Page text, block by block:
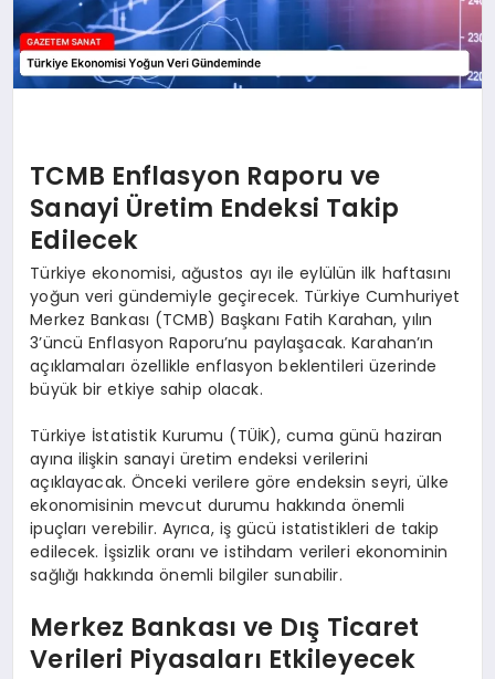
TCMB Enflasyon Raporu ve
Sanayi Üretim Endeksi Takip
Edilecek
Türkiye ekonomisi, ağustos ayı ile eylülün ilk haftasını
yoğun veri gündemiyle geçirecek. Türkiye Cumhuriyet
Merkez Bankası (TCMB) Başkanı Fatih Karahan, yılın
3’üncü Enflasyon Raporu’nu paylaşacak. Karahan’ın
açıklamaları özellikle enflasyon beklentileri üzerinde
büyük bir etkiye sahip olacak.
Türkiye İstatistik Kurumu (TÜİK), cuma günü haziran
ayına ilişkin sanayi üretim endeksi verilerini
açıklayacak. Önceki verilere göre endeksin seyri, ülke
ekonomisinin mevcut durumu hakkında önemli
ipuçları verebilir. Ayrıca, iş gücü istatistikleri de takip
edilecek. İşsizlik oranı ve istihdam verileri ekonominin
sağlığı hakkında önemli bilgiler sunabilir.
Merkez Bankası ve Dış Ticaret
Verileri Piyasaları Etkileyecek